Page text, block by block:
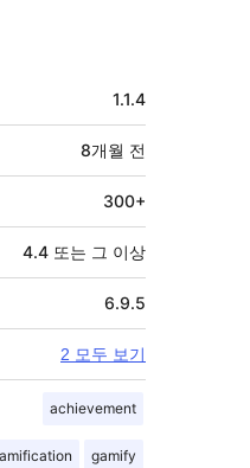
1.1.4
8개월 전
300+
4.4 또는 그 이상
6.9.5
2 모두 보기
achievement
gamify